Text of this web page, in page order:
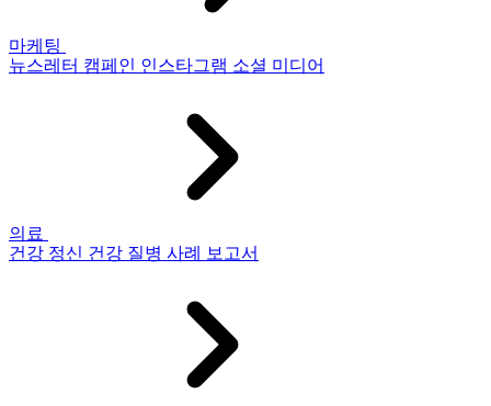
마케팅
뉴스레터 캠페인 인스타그램 소셜 미디어
의료
건강 정신 건강 질병 사례 보고서